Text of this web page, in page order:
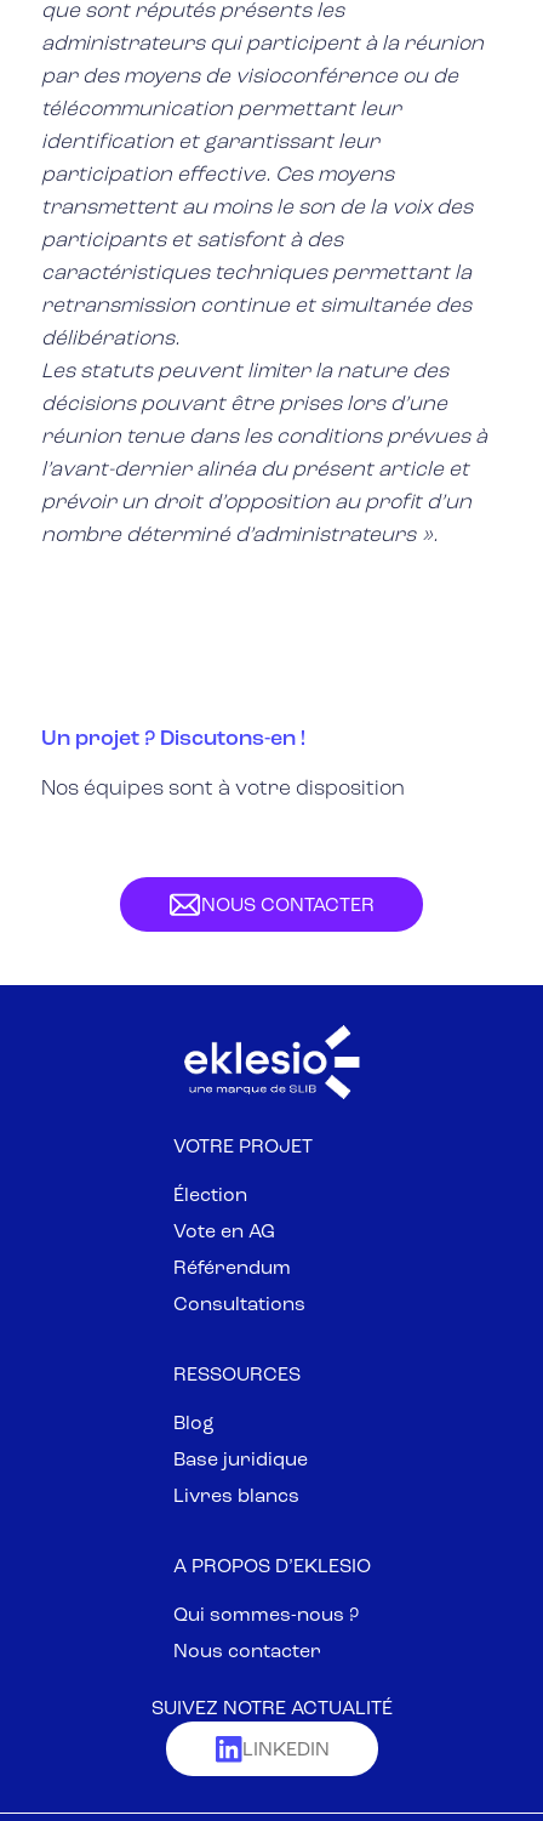
que sont réputés présents les
administrateurs qui participent à la réunion
par des moyens de visioconférence ou de
télécommunication permettant leur
identification et garantissant leur
participation effective. Ces moyens
transmettent au moins le son de la voix des
participants et satisfont à des
caractéristiques techniques permettant la
retransmission continue et simultanée des
délibérations.
Les statuts peuvent limiter la nature des
décisions pouvant être prises lors d’une
réunion tenue dans les conditions prévues à
l’avant-dernier alinéa du présent article et
prévoir un droit d’opposition au profit d’un
nombre déterminé d’administrateurs ».
Un projet ? Discutons-en !
Nos équipes sont à votre disposition
NOUS CONTACTER
VOTRE PROJET
Élection
Vote en AG
Référendum
Consultations
RESSOURCES
Blog
Base juridique
Livres blancs
A PROPOS D’EKLESIO
Qui sommes-nous ?
Nous contacter
SUIVEZ NOTRE ACTUALITÉ
LINKEDIN